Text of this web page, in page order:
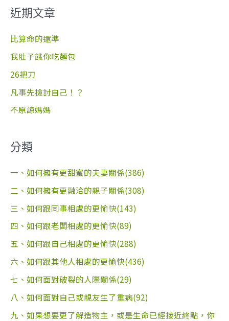
鍵
字
:
近期文章
比算命的還準
我肚子餓你吃麵包
26把刀
凡事先檢討自己！？
不原諒媽媽
分類
一、如何擁有更甜蜜的夫妻關係(386)
二、如何擁有更融洽的親子關係(308)
三、如何跟同事相處的更愉快(143)
四、如何跟老闆相處的更愉快(89)
五、如何跟自己相處的更愉快(288)
六、如何跟其他人相處的更愉快(436)
七、如何面對破裂的人際關係(29)
八、如何面對自己或親友生了重病(92)
九、如果想要更了解造物主，或是生命已經接近終點，你